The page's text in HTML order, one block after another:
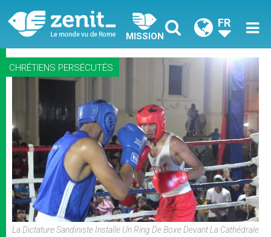
MISSION
FR
CHRÉTIENS PERSÉCUTÉS
La Dictature Sandiniste Installe Un Ring De Boxe Devant La Cathédrale